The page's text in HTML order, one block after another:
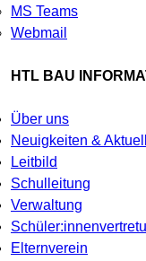
MS Teams
Webmail
HTL BAU
Über uns
Neuigkeiten &
Leitbild
Schulleitung
Verwaltung
Elternverein